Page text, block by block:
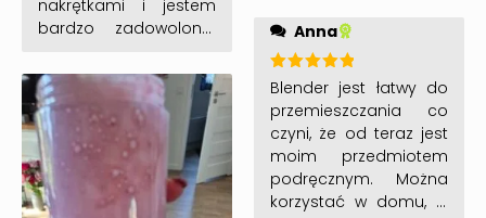
nakrętkami i jestem
bardzo zadowolona.
koktajle, ciasto na
gofry czy naleśniki
oraz inne pyszności.
Prezent trafiony w 10!!
Anna
Oceniono
5 na 5
Blender jest łatwy do
przemieszczania co
czyni, że od teraz jest
moim przedmiotem
podręcznym. Można
korzystać w domu, w